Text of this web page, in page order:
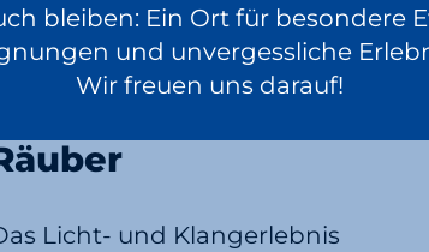
Licht- und Klangerlebnis
bleiben: Ein Ort für besondere
und unvergessliche
Wir freuen uns darauf!